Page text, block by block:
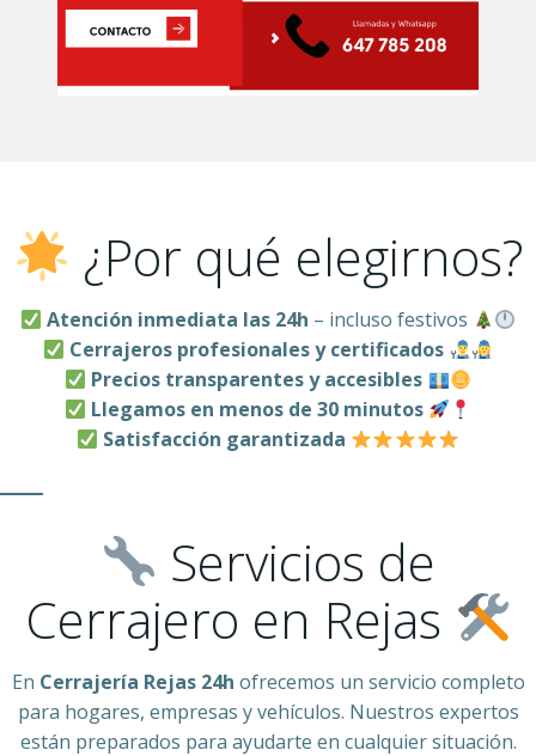
¿Por qué elegirnos?
Atención inmediata las 24h – incluso festivos
Cerrajeros profesionales y certificados
Precios transparentes y accesibles
Llegamos en menos de 30 minutos
Satisfacción garantizada
Servicios de
Cerrajero en Rejas
En Cerrajería Rejas 24h ofrecemos un servicio completo
para hogares, empresas y vehículos. Nuestros expertos
están preparados para ayudarte en cualquier situación.